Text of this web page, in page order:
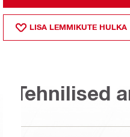
LISA LEMMIKUTE HULKA
Tehnilised